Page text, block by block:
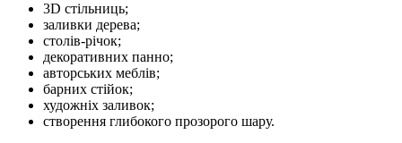
3D стільниць;
заливки дерева;
столів-річок;
декоративних панно;
авторських меблів;
барних стійок;
художніх заливок;
створення глибокого прозорого шару.